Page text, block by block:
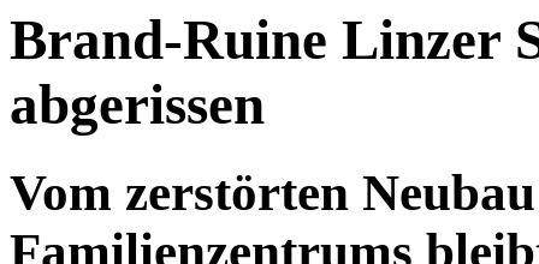
Brand-Ruine Linzer
abgerissen
Vom zerstörten
Familienzentrums